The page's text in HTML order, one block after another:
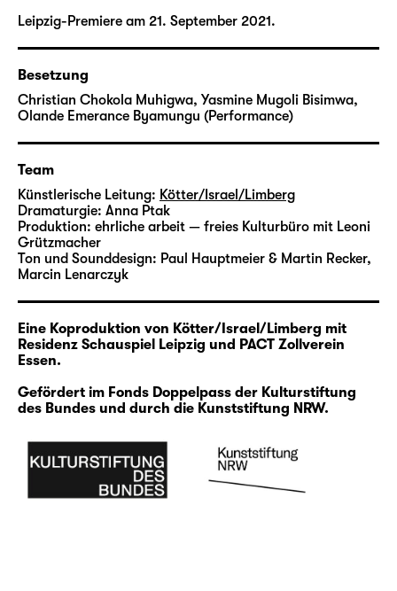
Region: das Wasser. Unterirdische
Pumpwerke in den ehemaligen Stollen sollen
dafür sorgen, dass der steigende
Wasserspiegel des einsickernden
Grubenwassers nicht zu einer Verunreinigung
des Grund- und damit des Trinkwassers
führt. Oberirdische Pumpen verhindern das
Entstehen von Sumpf- und Seenlandschaften
in abgesenkten Landschaftsabschnitten.
Entlang des Flusses Emscher, der an drei
verschiedenen Stellen von Pumpwerken auf
ein notwendiges Gefälle hochgepumpt
werden muss, ehe er in den Rhein fließt,
entstehen renaturierte Areale und neue
Wohnflächen an (ehemals) industriell
genutzten Standorten. „Water“ spiegelt die
Abwesenheit von Wasser als dauerhafte
Anwesenheit als visuell-temporäre
Naturkulisse im Post-Kohle-Ruhrgebiet.
landscapes and bodies #4: COLTAN
Der Rohstoff Coltan spielt weltweit eine
wichtige Rolle, er findet sich als Endprodukt
Leipzig-Premiere am 21. September 2021.
Besetzung
Christian Chokola Muhigwa, Yasmine Mugoli Bisimwa,
Olande Emerance Byamungu (Performance)
Team
Künstlerische Leitung: Kötter/Israel/Limberg
Dramaturgie: Anna Ptak
Produktion: ehrliche arbeit — freies Kulturbüro mit Leoni
Grützmacher
Ton und Sounddesign: Paul Hauptmeier & Martin Recker,
Marcin Lenarczyk
Eine Koproduktion von Kötter/Israel/Limberg mit
Residenz Schauspiel Leipzig und PACT Zollverein
Essen.
Gefördert im Fonds Doppelpass der Kulturstiftung
des Bundes und durch die Kunststiftung NRW.